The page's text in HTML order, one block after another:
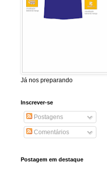
Já nos preparando
Inscrever-se
Postagens
Comentários
Postagem em destaque